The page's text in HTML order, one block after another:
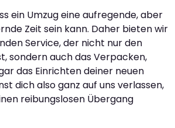
ein Umzug eine aufregende, aber
Zeit sein kann. Daher bieten wir
Service, der nicht nur den
sondern auch das Verpacken,
das Einrichten deiner neuen
dich also ganz auf uns verlassen,
reibungslosen Übergang